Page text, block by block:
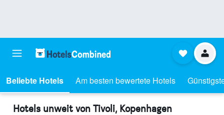
Beliebte Hotels Am besten bewertete Hotels
Hotels unweit von Tivoli, Kopenhagen